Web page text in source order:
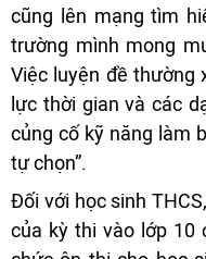
cũng lên mạng tìm
trường mình mong
Việc luyện đề thường
lực thời gian và các
củng cố kỹ năng làm
tự chọn”.
Đối với học sinh
của kỳ thi vào lớp 10